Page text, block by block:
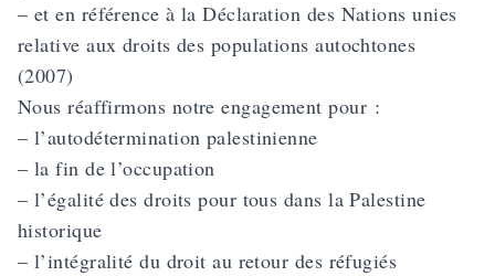
– et en référence à la Déclaration des Nations unies
relative aux droits des populations autochtones
(2007)
Nous réaffirmons notre engagement pour :
– l’autodétermination palestinienne
– la fin de l’occupation
– l’égalité des droits pour tous dans la Palestine
historique
– l’intégralité du droit au retour des réfugiés